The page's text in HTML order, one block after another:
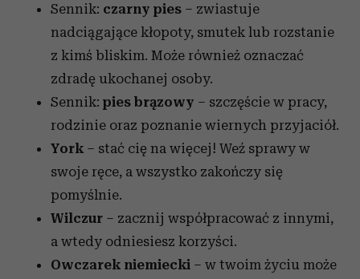
Sennik: czarny pies – zwiastuje
nadciągające kłopoty, smutek lub rozstanie
z kimś bliskim. Może również oznaczać
zdradę ukochanej osoby.
Sennik: pies brązowy – szczęście w pracy,
rodzinie oraz poznanie wiernych przyjaciół.
York – stać cię na więcej! Weź sprawy w
swoje ręce, a wszystko zakończy się
pomyślnie.
Wilczur – zacznij współpracować z innymi,
a wtedy odniesiesz korzyści.
Owczarek niemiecki – w twoim życiu może